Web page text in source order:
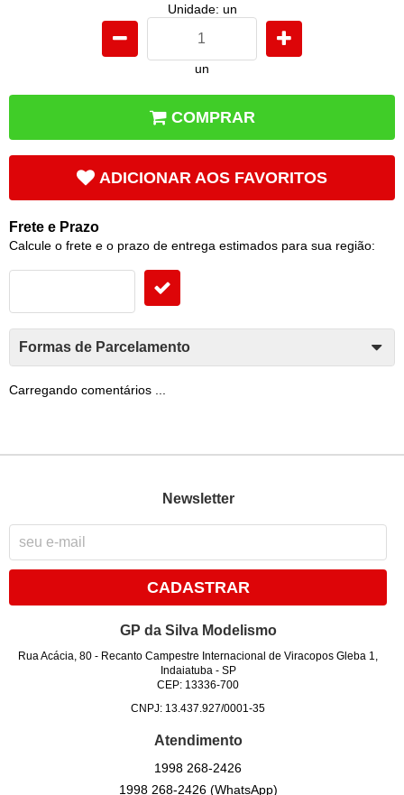
Unidade: un
un
COMPRAR
ADICIONAR AOS FAVORITOS
Frete e Prazo
Calcule o frete e o prazo de entrega estimados para sua região:
Formas de Parcelamento
Carregando comentários ...
Newsletter
CADASTRAR
GP da Silva Modelismo
Rua Acácia, 80 - Recanto Campestre Internacional de Viracopos Gleba 1,
Indaiatuba- SP
CEP: 13336-700
CNPJ: 13.437.927/0001-35
Atendimento
1998 268-2426
1998268-2426 (WhatsApp)